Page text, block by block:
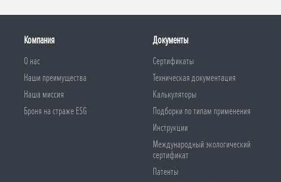
Компания
О нас
Наши преимущества
Наша миссия
Броня на страже ESG
Документы
Сертификаты
Техническая документация
Калькуляторы
Подборки по типам применения
Инструкции
Международный экологический
сертификат
Патенты